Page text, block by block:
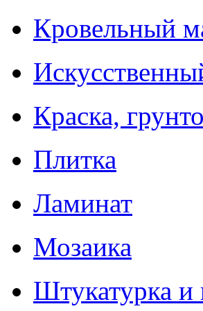
Кровельный
Краска,
Плитка
Ламинат
Мозаика
Штукатурка и